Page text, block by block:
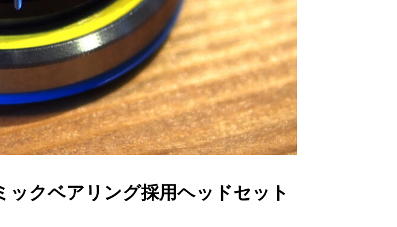
ックベアリング採用ヘッドセット